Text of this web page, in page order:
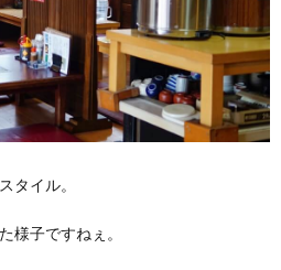
タイル。
様子ですねぇ。